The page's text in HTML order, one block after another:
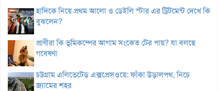
হাদিকে নিয়ে প্রথম আলো ও ডেইলি স্টার এর ট্রিটমেন্ট দেখে কি
বুঝলেন?
প্রাণীরা কি ভূমিকম্পের আগাম সংকেত টের পায়? যা বলছে
গবেষণা
চট্টগ্রাম এলিভেটেড এক্সপ্রেসওয়ে: ফাঁকা উড়ালপথ, নিচে
জ্যামের শহর